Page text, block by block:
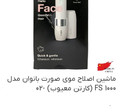
ماشین اصلاح موی صورت بانوان مدل
FS 1000 (کارتن معیوب) -02